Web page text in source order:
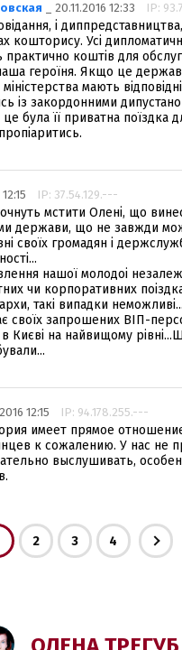
_ 20.11.2016 12:33 IP:
і
кошторису. Усі дипломатичні
коштів для
героїня. Якщо це
мають
із закордонними
була її приватна поїздка
IP: 37.54.129.---
мстити Олені, що
держави, що не завжди
своїх громадян і
нашої молодоі
чи корпоративних
такі випадки
своїх запрошених ВІП-
Києві на найвищому
12:15 IP: 94.178.255.---
имеет прямое
к сожалению. У нас не
выслушивать,
2 3 4